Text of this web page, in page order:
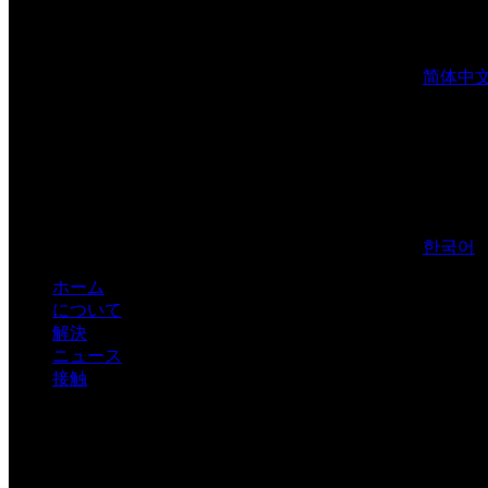
简体中
한국어
ホーム
について
解決
ニュース
接触